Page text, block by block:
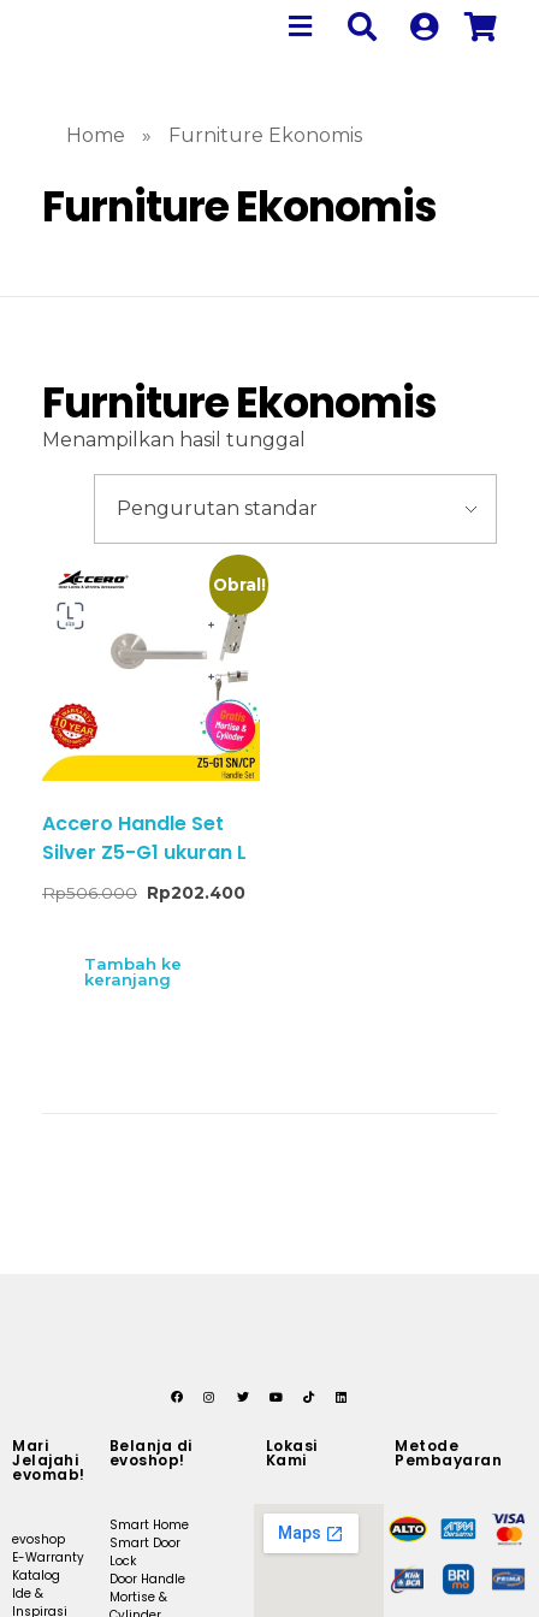
Home » Furniture Ekonomis
Furniture Ekonomis
Furniture Ekonomis
Menampilkan hasil tunggal
Obral!
Accero Handle Set
Silver Z5-G1 ukuran L
Rp506.000 Rp202.400
Tambah ke
keranjang
Mari
Jelajahi
evomab!
evoshop
E-Warranty
Katalog
Ide &
Inspirasi
Belanja di
evoshop!
Smart Home
Smart Door
Lock
Door Handle
Mortise &
Lokasi
Kami
Metode
Pembayaran